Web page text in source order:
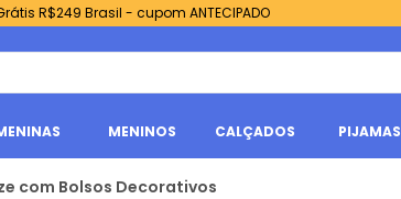
R$249 Brasil - cupom ANTECIPADO
MENINOS CALÇADOS PIJAMAS
com Bolsos Decorativos